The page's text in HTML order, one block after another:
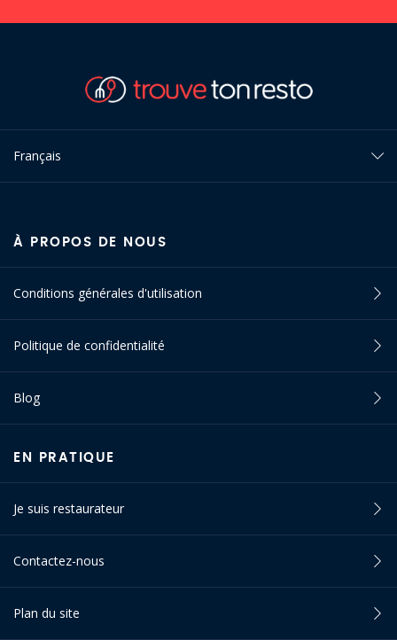
Français
À PROPOS DE NOUS
Conditions générales d'utilisation
Politique de confidentialité
Blog
EN PRATIQUE
Je suis restaurateur
Contactez-nous
Plan du site